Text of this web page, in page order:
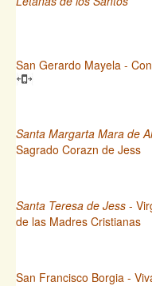
San Gerardo Mayela -
Santa Margarta Mara de
Sagrado Corazn de Jess
Santa Teresa de Jess -
de las Madres Cristianas
San Francisco Borgia -